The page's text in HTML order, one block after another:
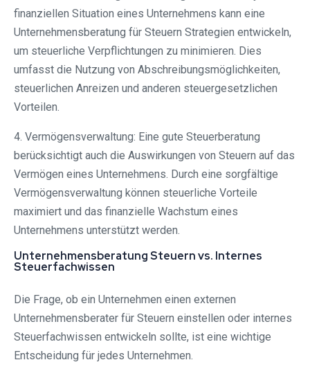
finanziellen Situation eines Unternehmens kann eine
Unternehmensberatung für Steuern Strategien entwickeln,
um steuerliche Verpflichtungen zu minimieren. Dies
umfasst die Nutzung von Abschreibungsmöglichkeiten,
steuerlichen Anreizen und anderen steuergesetzlichen
Vorteilen.
4. Vermögensverwaltung: Eine gute Steuerberatung
berücksichtigt auch die Auswirkungen von Steuern auf das
Vermögen eines Unternehmens. Durch eine sorgfältige
Vermögensverwaltung können steuerliche Vorteile
maximiert und das finanzielle Wachstum eines
Unternehmens unterstützt werden.
Unternehmensberatung Steuern vs. Internes
Steuerfachwissen
Die Frage, ob ein Unternehmen einen externen
Unternehmensberater für Steuern einstellen oder internes
Steuerfachwissen entwickeln sollte, ist eine wichtige
Entscheidung für jedes Unternehmen.